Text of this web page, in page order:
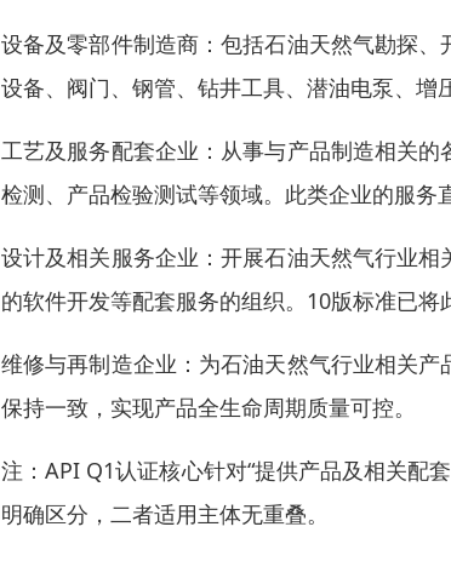
设备及零部件制造商：包括石油天然气勘探
设备、阀门、钢管、钻井工具、潜油电泵、增
工艺及服务配套企业：从事与产品制造相关
检测、产品检验测试等领域。此类企业的服务
设计及相关服务企业：开展石油天然气行业
的软件开发等配套服务的组织。10版标准已将
维修与再制造企业：为石油天然气行业相关
保持一致，实现产品全生命周期质量可控。
注：API Q1认证核心针对“提供产品及相关配
明确区分，二者适用主体无重叠。